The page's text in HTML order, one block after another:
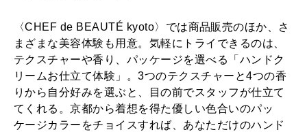
〈CHEF de BEAUTÉ kyoto〉では商品販売のほか、さ
まざまな美容体験も用意。気軽にトライできるのは、
テクスチャーや香り、パッケージを選べる「ハンドク
リームお仕立て体験」。3つのテクスチャーと4つの香
りから自分好みを選ぶと、目の前でスタッフが仕立て
てくれる。京都から着想を得た優しい色合いのパッ
ケージカラーをチョイスすれば、あなただけのハンド